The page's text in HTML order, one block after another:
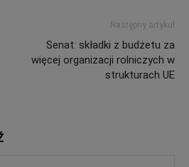
Następny artykuł
Senat: składki z budżetu za
więcej organizacji rolniczych w
strukturach UE